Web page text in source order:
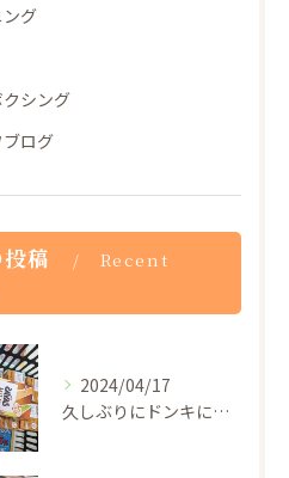
ング
シング
ログ
稿
Recent
2024/04/17
久しぶりにドンキに行ったらザバスのプロテインドリンクが1本5...